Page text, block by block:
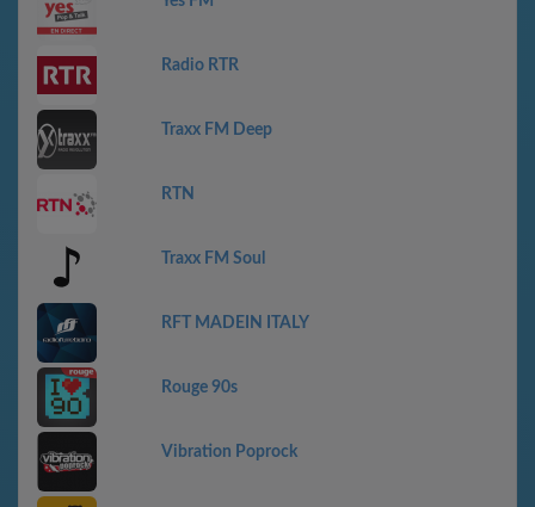
Radio RTR
Traxx FM Deep
RTN
Traxx FM Soul
RFT MADEIN ITALY
Rouge 90s
Vibration Poprock